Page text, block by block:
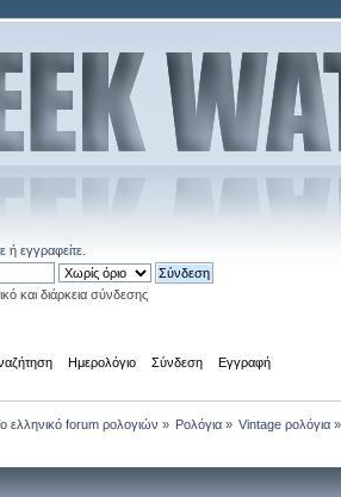
ή εγγραφείτε.
και διάρκεια σύνδεσης
Ημερολόγιο Σύνδεση Εγγραφή
forum ρολογιών » Ρολόγια » Vintage ρολόγια »